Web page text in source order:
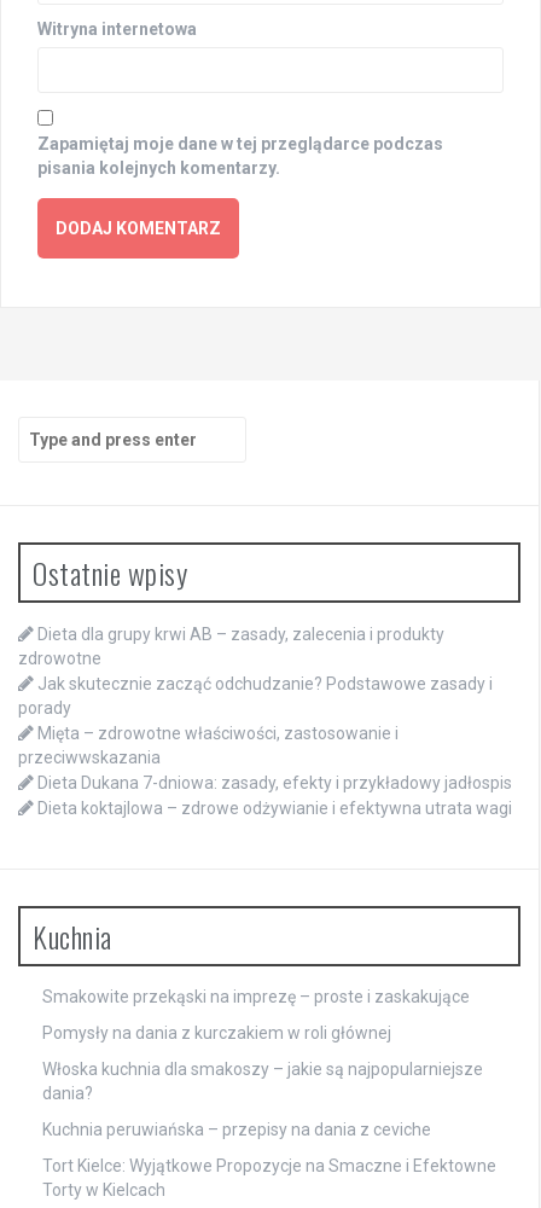
Witryna internetowa
Zapamiętaj moje dane w tej przeglądarce podczas
pisania kolejnych komentarzy.
for:
Ostatnie wpisy
Dieta dla grupy krwi AB – zasady, zalecenia i produkty
zdrowotne
Jak skutecznie zacząć odchudzanie? Podstawowe zasady i
porady
Mięta – zdrowotne właściwości, zastosowanie i
przeciwwskazania
Dieta Dukana 7-dniowa: zasady, efekty i przykładowy jadłospis
Dieta koktajlowa – zdrowe odżywianie i efektywna utrata wagi
Kuchnia
Smakowite przekąski na imprezę – proste i zaskakujące
Pomysły na dania z kurczakiem w roli głównej
Włoska kuchnia dla smakoszy – jakie są najpopularniejsze
dania?
Kuchnia peruwiańska – przepisy na dania z ceviche
Tort Kielce: Wyjątkowe Propozycje na Smaczne i Efektowne
Torty w Kielcach